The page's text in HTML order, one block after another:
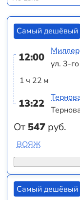
Самый дешёвый
12:00
1 ч 22 м
13:22
От 547 руб.
ул. 3-
ВОЯЖ
Самый дешёвый